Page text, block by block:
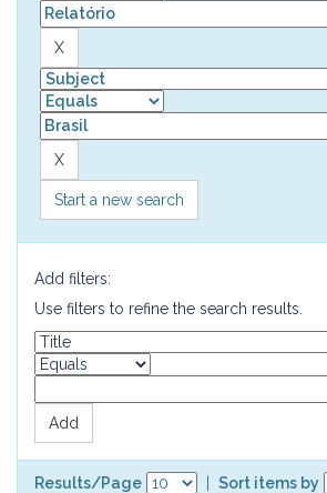
Start a new search
Add filters:
Use filters to refine the search results.
Results/Page
Sort items by